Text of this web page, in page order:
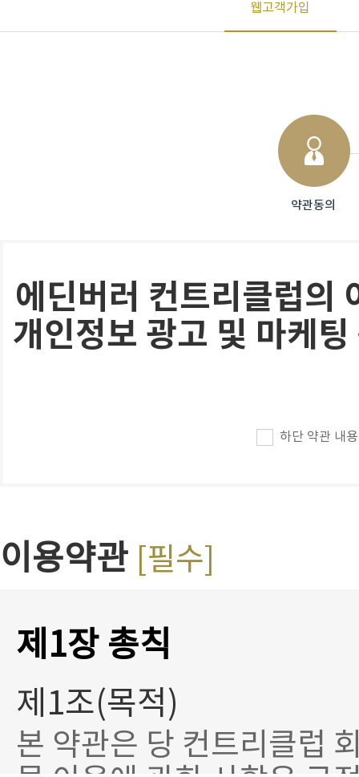
웹고객가입
약관동의
에딘버러 컨트리클럽의
개인정보 광고 및 마케
하단 약관 내
이용약관 [필수]